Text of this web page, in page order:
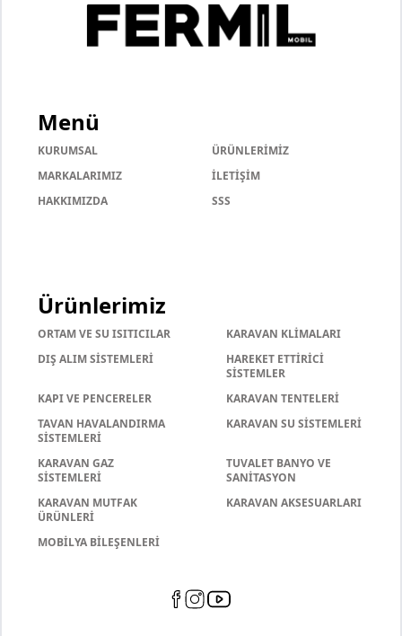
Menü
KURUMSAL
ÜRÜNLERİMİZ
MARKALARIMIZ
İLETİŞİM
HAKKIMIZDA
SSS
Ürünlerimiz
ORTAM VE SU ISITICILAR
KARAVAN KLİMALARI
DIŞ ALIM SİSTEMLERİ
HAREKET ETTİRİCİ
SİSTEMLER
KAPI VE PENCERELER
KARAVAN TENTELERİ
TAVAN HAVALANDIRMA
SİSTEMLERİ
KARAVAN SU SİSTEMLERİ
KARAVAN GAZ
SİSTEMLERİ
TUVALET BANYO VE
SANİTASYON
KARAVAN MUTFAK
ÜRÜNLERİ
KARAVAN AKSESUARLARI
MOBİLYA BİLEŞENLERİ